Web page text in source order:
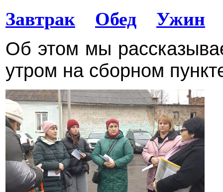
Завтрак Обед Ужин
Об этом мы
утром на сборном